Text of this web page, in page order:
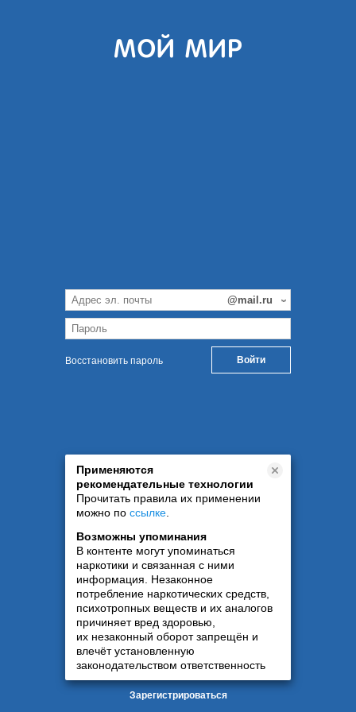
Восстановить пароль
Применяются
рекомендательные технологии
Прочитать правила их применении
можно по ссылке
Возможны упоминания
В контенте могут упоминаться
наркотики и связанная с ними
информация. Незаконное
потребление наркотических средств,
психотропных веществ и их аналогов
причиняет вред здоровью,
их незаконный оборот запрещён и
влечёт установленную
законодательством ответственность
Зарегистрироваться